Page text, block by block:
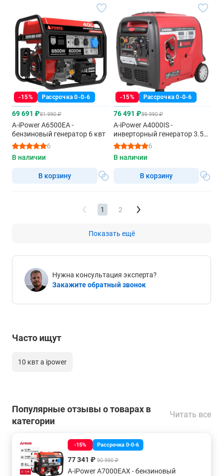
-15% Рассрочка 0-0-6
69 691 ₽81 990 ₽
A-iPower A6500EA -
бензиновый генератор 6 квт
6
В наличии
В корзину
-15% Рассрочка 0-0-6
76 491 ₽89 990 ₽
A-iPower A4000IS -
инверторный генератор 3.5
квт
6
В наличии
В корзину
1 2
Показать ещё
Нужна консультация эксперта?
Закажите обратный звонок
Часто ищут
10 квт a ipower
Популярные отзывы о товарах в
категории
Читать все
-15% Рассрочка 0-0-6
77 341 ₽ 90 990 ₽
A-iPower A7000EAX - бензиновый